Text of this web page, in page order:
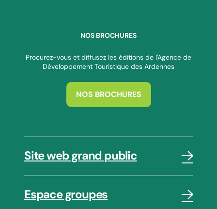
NOS BROCHURES
Procurez-vous et diffusez les éditions de l'Agence de
Développement Touristique des Ardennes
NOS BROCHURES
Site web grand public
Espace groupes